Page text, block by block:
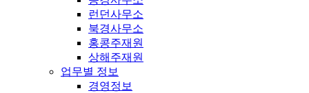
런던사무소
북경사무소
홍콩주재원
상해주재원
업무별 정보
경영정보